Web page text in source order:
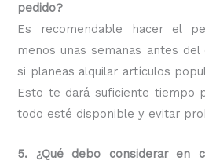
pedido?
Es recomendable hacer el
menos unas semanas antes
si planeas alquilar artículos
Esto te dará suficiente tiempo
todo esté disponible y evitar
5. ¿Qué debo considerar en